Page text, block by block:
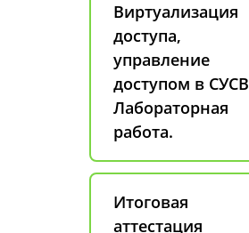
Виртуализация
доступа,
управление
доступом в СУСВ
Лабораторная
работа.
Итоговая
аттестация